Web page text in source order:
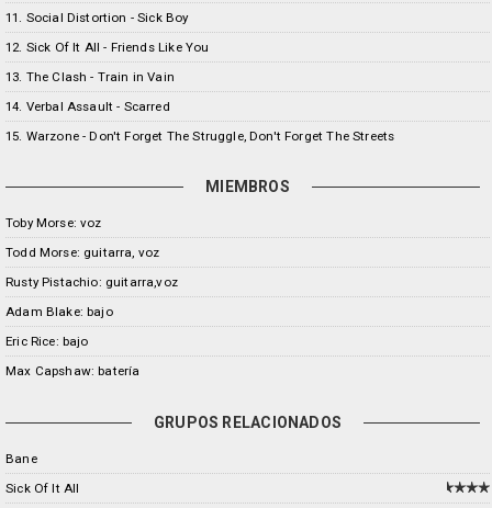
11. Social Distortion - Sick Boy
12. Sick Of It All - Friends Like You
13. The Clash - Train in Vain
14. Verbal Assault - Scarred
15. Warzone - Don't Forget The Struggle, Don't Forget The Streets
MIEMBROS
Toby Morse: voz
Todd Morse: guitarra, voz
Rusty Pistachio: guitarra,voz
Adam Blake: bajo
Eric Rice: bajo
Max Capshaw: batería
GRUPOS RELACIONADOS
Bane
Sick Of It All